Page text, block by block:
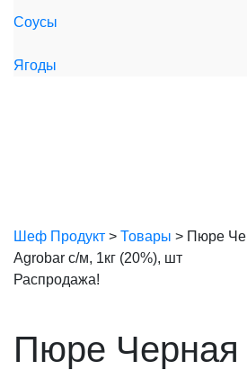
Соусы
Ягоды
Шеф Продукт > Товары > Пюре
Agrobar с/м, 1кг (20%), шт
Распродажа!
Пюре Черная